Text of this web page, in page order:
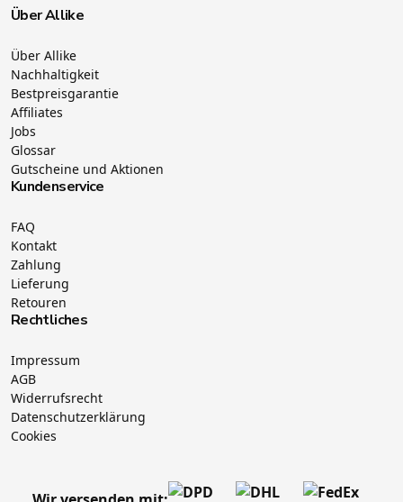
Über Allike
Über Allike
Nachhaltigkeit
Bestpreisgarantie
Affiliates
Jobs
Glossar
Gutscheine und Aktionen
Kundenservice
FAQ
Kontakt
Zahlung
Lieferung
Retouren
Rechtliches
Impressum
AGB
Widerrufsrecht
Datenschutzerklärung
Cookies